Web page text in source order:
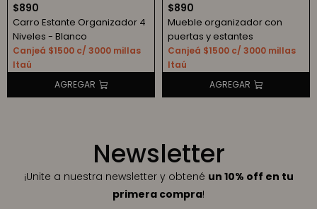
$890
Carro Estante Organizador 4
Niveles - Blanco
Canjeá $1500 c/ 3000 millas
Itaú
$890
Mueble organizador con
puertas y estantes
Canjeá $1500 c/ 3000 millas
Itaú
Newsletter
¡Unite a nuestra newsletter y obtené un 10% off en tu
primera compra!